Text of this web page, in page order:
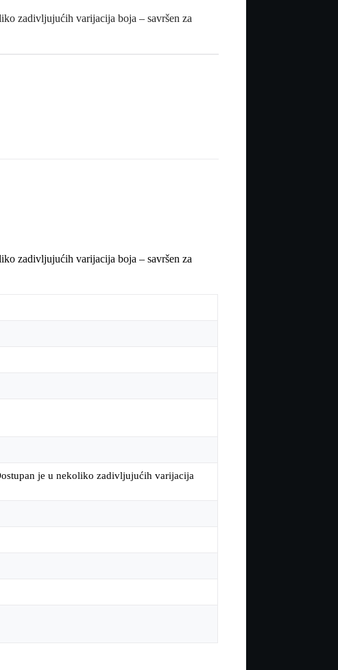
zadivljujućih varijacija boja – savršen za
zadivljujućih varijacija boja – savršen za
je u nekoliko zadivljujućih varijacija